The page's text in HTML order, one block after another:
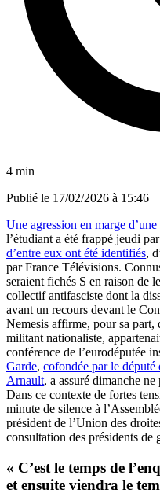
4 min
Publié le 17/02/2026 à 15:46
Une agression en marge
l’étudiant a été frappé jeudi
d’entre eux ont été identifiés,
par France Télévisions.
seraient fichés S en raison de
collectif antifasciste dont la
avant un recours devant le
Nemesis affirme, pour sa part,
militant nationaliste,
conférence de l’eurodéputée
Garde, cofondée par le député
Arnault, a assuré dimanche
Dans ce contexte de fortes
minute de silence à
président de l’Union des
consultation des présidents de
« C’est le temps de
et ensuite viendra le